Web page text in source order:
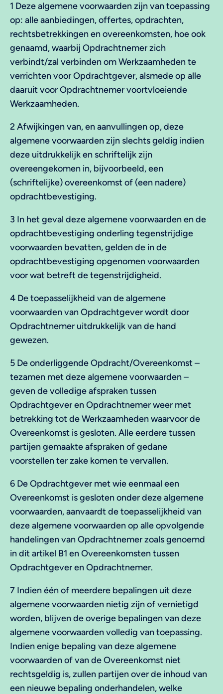
1 Deze algemene voorwaarden zijn van toepassing
op: alle aanbiedingen, offertes, opdrachten,
rechtsbetrekkingen en overeenkomsten, hoe ook
genaamd, waarbij Opdrachtnemer zich
verbindt/zal verbinden om Werkzaamheden te
verrichten voor Opdrachtgever, alsmede op alle
daaruit voor Opdrachtnemer voortvloeiende
Werkzaamheden.
2 Afwijkingen van, en aanvullingen op, deze
algemene voorwaarden zijn slechts geldig indien
deze uitdrukkelijk en schriftelijk zijn
overeengekomen in, bijvoorbeeld, een
(schriftelijke) overeenkomst of (een nadere)
opdrachtbevestiging.
3 In het geval deze algemene voorwaarden en de
opdrachtbevestiging onderling tegenstrijdige
voorwaarden bevatten, gelden de in de
opdrachtbevestiging opgenomen voorwaarden
voor wat betreft de tegenstrijdigheid.
4 De toepasselijkheid van de algemene
voorwaarden van Opdrachtgever wordt door
Opdrachtnemer uitdrukkelijk van de hand
gewezen.
5 De onderliggende Opdracht/Overeenkomst –
tezamen met deze algemene voorwaarden –
geven de volledige afspraken tussen
Opdrachtgever en Opdrachtnemer weer met
betrekking tot de Werkzaamheden waarvoor de
Overeenkomst is gesloten. Alle eerdere tussen
partijen gemaakte afspraken of gedane
voorstellen ter zake komen te vervallen.
6 De Opdrachtgever met wie eenmaal een
Overeenkomst is gesloten onder deze algemene
voorwaarden, aanvaardt de toepasselijkheid van
deze algemene voorwaarden op alle opvolgende
handelingen van Opdrachtnemer zoals genoemd
in dit artikel B1 en Overeenkomsten tussen
Opdrachtgever en Opdrachtnemer.
7 Indien één of meerdere bepalingen uit deze
algemene voorwaarden nietig zijn of vernietigd
worden, blijven de overige bepalingen van deze
algemene voorwaarden volledig van toepassing.
Indien enige bepaling van deze algemene
voorwaarden of van de Overeenkomst niet
rechtsgeldig is, zullen partijen over de inhoud van
een nieuwe bepaling onderhandelen, welke